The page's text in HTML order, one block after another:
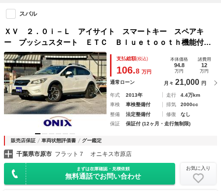
スバル
ＸＶ ２．０ｉ－Ｌ アイサイト スマートキー スペアキ
ー プッシュスタート ＥＴＣ Ｂｌｕｅｔｏｏｔｈ機能付き
ＴＶナビ バックカメラ 衝突被害軽減ブレーキ 車線逸脱防
止装置 横滑り防止機能 オートエアコン 電動格納ミラー
支払総額(税込)
106.8 万円
本体価格
94.8
万円
諸費用
12
万円
通常ローン 月々 21,000 円
年式 2013年 走行
4.4万km
車検
車検整備付 排気
2000cc
整備
法定整備付 修復
なし
保証
保証付 (12ヶ月・走行無制限)
販売店保証 車両状態評価書 グー鑑定
千葉県市原市 フラット７ オニキス市原店
まずは在庫確認・見積依頼
無料通話でお問い合わせ
お気に入り